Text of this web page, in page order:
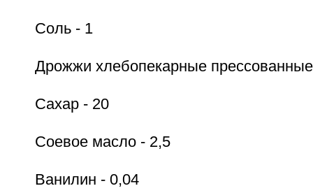
Соль - 1
Дрожжи хлебопекарные
Сахар - 20
Соевое масло - 2,5
Ванилин - 0,04